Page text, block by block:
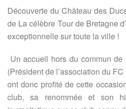
Découverte du Château des
de La célèbre Tour de Bretagne
exceptionnelle sur toute la ville !
Un accueil hors du commun
(Président de l’association du
ont donc profité de cette
club, sa renommée et son